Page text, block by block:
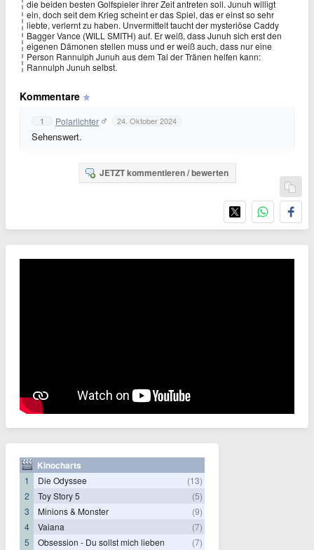
die beiden besten Golfspieler ihrer Zeit antreten soll. Junuh willigt
ein, doch seit dem Krieg scheint er das Spiel, das er einst so sehr
liebte, verlernt zu haben. Unvermittelt taucht der mysteriöse Caddy
Bagger Vance (WILL SMITH) auf. Er weiß, dass Junuh sich erst den
eigenen Dämonen stellen muss und er weiß auch, dass nur eine
Person Rannulph Junuh aus dem Tal der Tränen helfen kann:
Rannulph Junuh selbst.
Kommentare
1 Polarlichter 24. Oktober 2024
Sehenswert.
JETZT kommentieren / bewerten
Kinocharts
1 Die Odyssee
(13)
2
Toy Story 5
(5)
3
Minions & Monster
(9)
4
Vaiana
(7)
5
Obsession - Du sollst mich lieben
(7)